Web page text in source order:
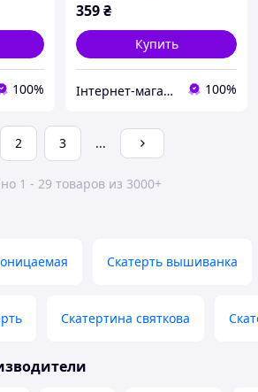
100%
359₴
Купить
Інтернет-магазин "Гуцулка" 100%
2 3 ...
1 - 29 товаров из 3000+
Скатерть вышиванка
Скатертина святкова